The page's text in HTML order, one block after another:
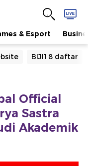
& Esport
BIJI18 daftar
Official
Sastra
Akademik